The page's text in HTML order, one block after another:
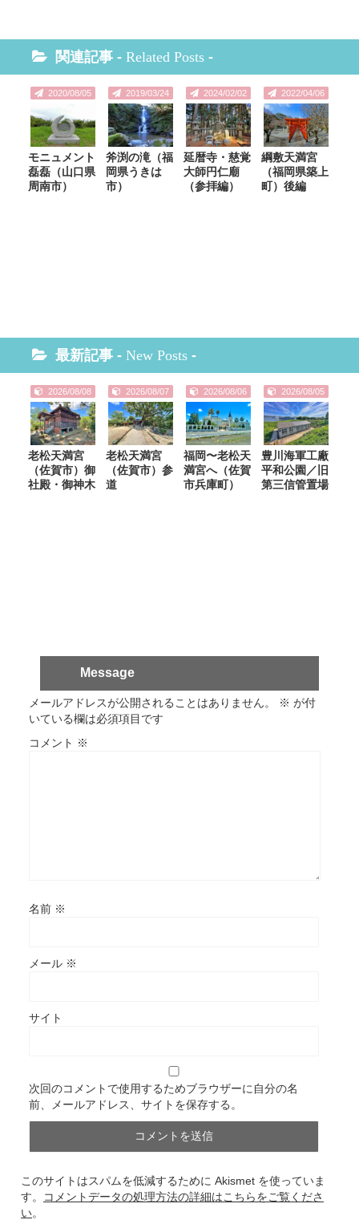
関連記事 - Related Posts -
2020/08/05
モニュメント
磊磊（山口県
周南市）
2019/03/24
斧渕の滝（福
岡県うきは
市）
2024/02/02
延暦寺・慈覚
大師円仁廟
（参拝編）
2022/04/06
綱敷天満宮
（福岡県築上
町）後編
最新記事 - New Posts -
2026/08/08
老松天満宮
（佐賀市）御
社殿・御神木
2026/08/07
老松天満宮
（佐賀市）参
道
2026/08/06
福岡〜老松天
満宮へ（佐賀
市兵庫町）
2026/08/05
豊川海軍工廠
平和公園／旧
第三信管置場
Message
メールアドレスが公開されることはありません。 ※ が付
いている欄は必須項目です
コメント ※
名前 ※
メール ※
サイト
次回のコメントで使用するためブラウザーに自分の名
前、メールアドレス、サイトを保存する。
このサイトはスパムを低減するために Akismet を使っていま
す。
コメントデータの処理方法の詳細はこちらをご覧くださ
い。